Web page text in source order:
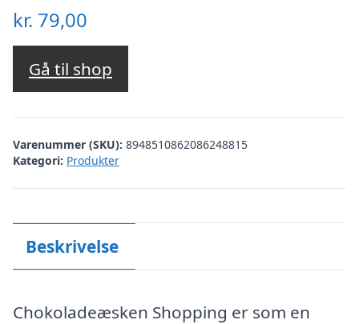
kr. 79,00
Gå til shop
Varenummer (SKU): 8948510862086248815
Kategori: Produkter
Beskrivelse
Chokoladeæsken Shopping er som en